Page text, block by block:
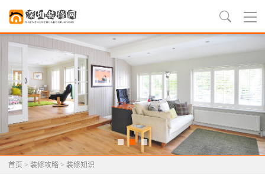
首页 > 装修攻略 > 装修知识